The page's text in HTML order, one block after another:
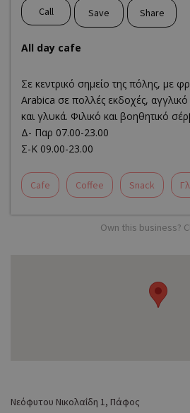
Call Save Share
All day cafe
Σε κεντρικό σημείο της πόλης, με
Arabica σε πολλές εκδοχές,
και γλυκά. Φιλικό και βοηθητικό
Δ- Παρ 07.00-23.00
Σ-Κ 09.00-23.00
Cafe Coffee Snack
Own this business?
Νεόφυτου Νικολαΐδη 1, Πάφος